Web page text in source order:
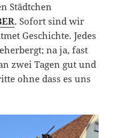
Städtchen
. Sofort sind wir
Geschichte. Jedes
na ja, fast
zwei Tagen gut und
ohne dass es uns